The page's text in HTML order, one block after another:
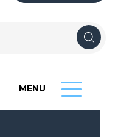
MENU